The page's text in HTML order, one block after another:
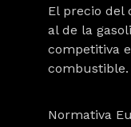
El precio del
al de la
competitiva
combustible.
Normativa